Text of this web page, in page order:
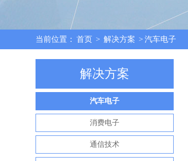
当前位置： 首页 > 解决方案 > 汽车电子
解决方案
汽车电子
消费电子
通信技术